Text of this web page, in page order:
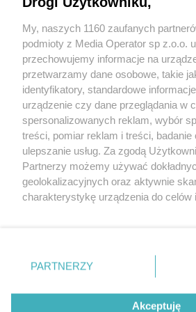
Wydawca mediówlokalnych
Nie zapomnij
zapoznać się z:
polityką prywatności regulamin
Twojemiasto
Piekary Śląskie
Chorzów
Tarnowskie Góry
Gliwice
Kontakt
My, naszych 1160 zaufanych
podmioty z Media Operator sp z.o.o.
przechowujemy informacje na
przetwarzamy dane osobowe, takie
identyfikatory, standardowe
urządzenie czy dane przeglądania w
spersonalizowanych reklam, wybór
treści, pomiar reklam i treści, badanie
ulepszanie usług. Za zgodą
Partnerzy możemy używać
geolokalizacyjnych oraz aktywnie
charakterystykę urządzenia do celów
zmienić/wycofać klikając przycisk
znajdujący się w lewym dolnym rogu
rodzaje przetwarzania danych nie
użytkownika, ale masz prawo
PARTNERZY
Akceptuję